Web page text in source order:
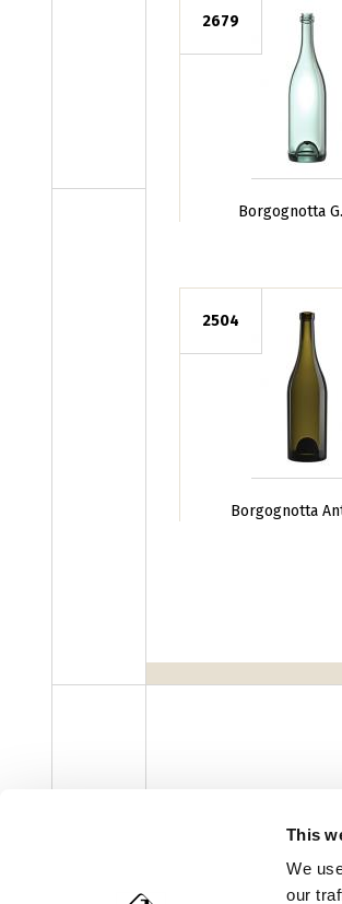
This
We
our
2679
Borgognotta
2504
Borgognotta